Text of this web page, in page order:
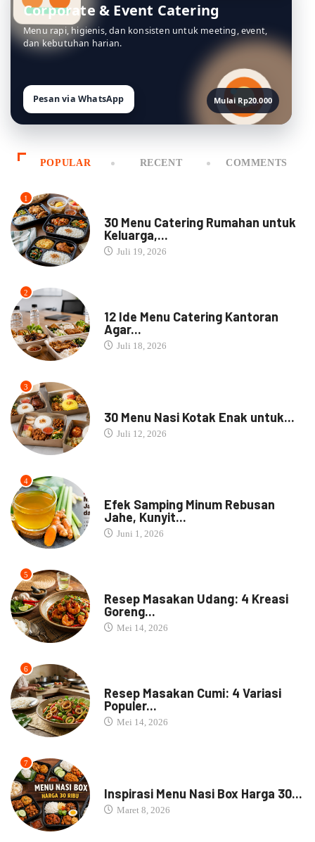
Corporate & Event Catering
Menu rapi, higienis, dan konsisten untuk meeting, event,
dan kebutuhan harian.
Pesan via WhatsApp Mulai Rp20.000
POPULAR RECENT COMMENTS
1
30 Menu Catering Rumahan untuk
Keluarga,...
Juli 19, 2026
2
12 Ide Menu Catering Kantoran
Agar...
Juli 18, 2026
3
30 Menu Nasi Kotak Enak untuk...
Juli 12, 2026
4
Efek Samping Minum Rebusan
Jahe, Kunyit...
Juni 1, 2026
5
Resep Masakan Udang: 4 Kreasi
Goreng...
Mei 14, 2026
6
Resep Masakan Cumi: 4 Variasi
Populer...
Mei 14, 2026
7
Inspirasi Menu Nasi Box Harga 30...
Maret 8, 2026